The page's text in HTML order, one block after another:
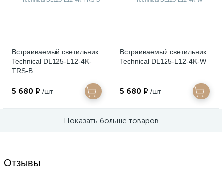
Встраиваемый светильник
Technical DL125-L12-4K-
TRS-B
5 680 ₽ /шт
Встраиваемый светильник
Technical DL125-L12-4K-W
5 680 ₽ /шт
Показать больше товаров
Отзывы